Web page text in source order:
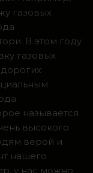
газовых
В этом году
газовых
называется
высокого
верой и
нашего
у нас можно